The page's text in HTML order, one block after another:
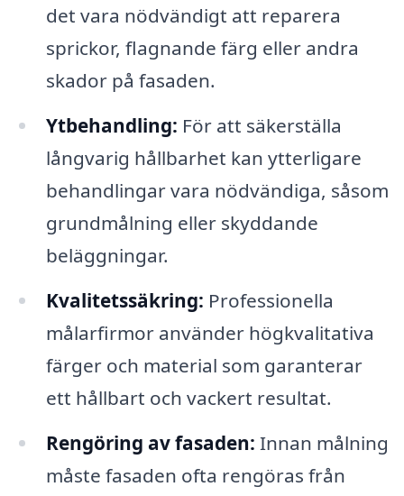
det vara nödvändigt att reparera
sprickor, flagnande färg eller andra
skador på fasaden.
Ytbehandling: För att säkerställa
långvarig hållbarhet kan ytterligare
behandlingar vara nödvändiga, såsom
grundmålning eller skyddande
beläggningar.
Kvalitetssäkring: Professionella
målarfirmor använder högkvalitativa
färger och material som garanterar
ett hållbart och vackert resultat.
Rengöring av fasaden: Innan målning
måste fasaden ofta rengöras från